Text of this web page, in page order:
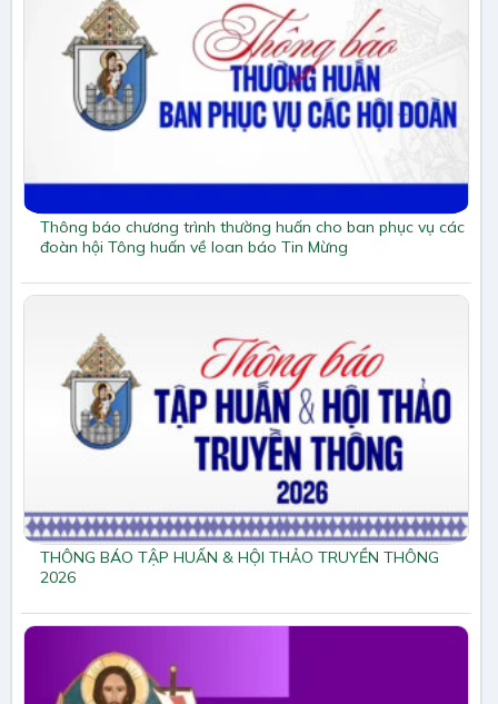
Thông báo chương trình thường huấn cho ban phục vụ các
đoàn hội Tông huấn về loan báo Tin Mừng
THÔNG BÁO TẬP HUẤN & HỘI THẢO TRUYỀN THÔNG
2026